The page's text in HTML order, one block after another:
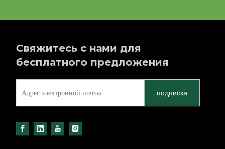
Свяжитесь с нами для
бесплатного предложения
подписка